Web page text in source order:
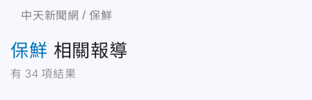
中天新聞網 保鮮
保鮮 相關報導
有 34 項結果